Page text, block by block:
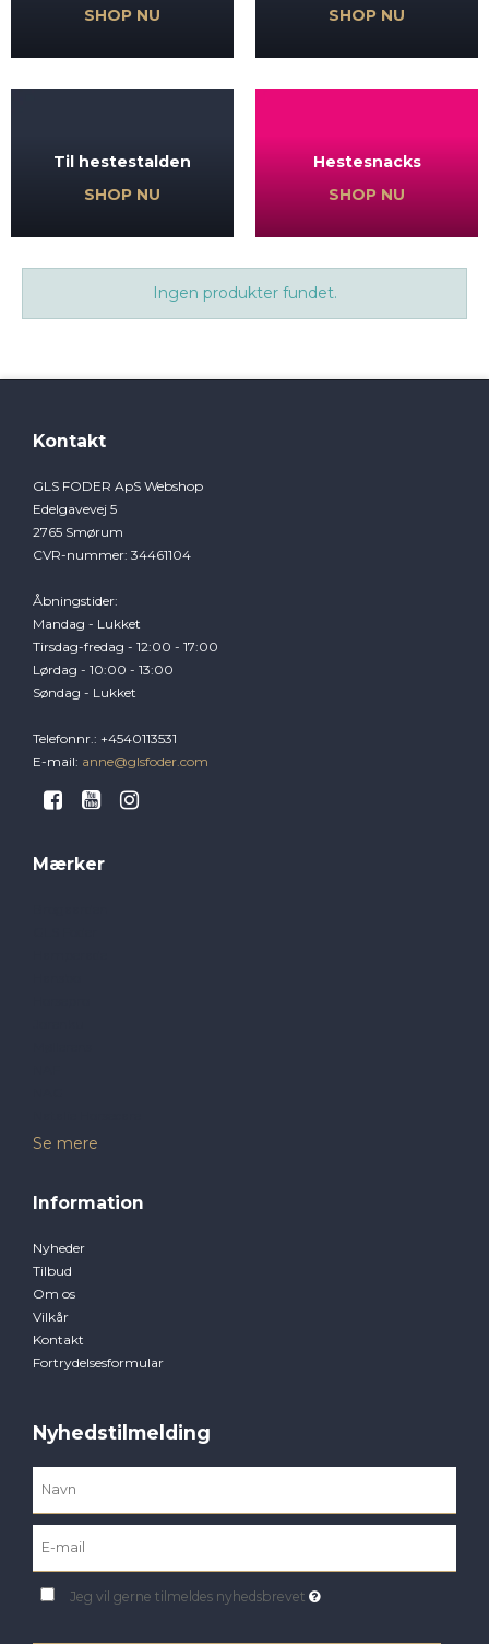
SHOP NU
SHOP NU
Til hestestalden
SHOP NU
Hestesnacks
SHOP NU
Ingen produkter fundet.
Kontakt
GLS FODER ApS Webshop
Edelgavevej 5
2765 Smørum
CVR-nummer: 34461104
Åbningstider:
Mandag - Lukket
Tirsdag-fredag - 12:00 - 17:00
Lørdag - 10:00 - 13:00
Søndag - Lukket
Telefonnr.: +4540113531
E-mail: anne@glsfoder.com
Mærker
Se mere
Information
Nyheder
Tilbud
Om os
Vilkår
Kontakt
Fortrydelsesformular
Nyhedstilmelding
Jeg vil gerne tilmeldes nyhedsbrevet